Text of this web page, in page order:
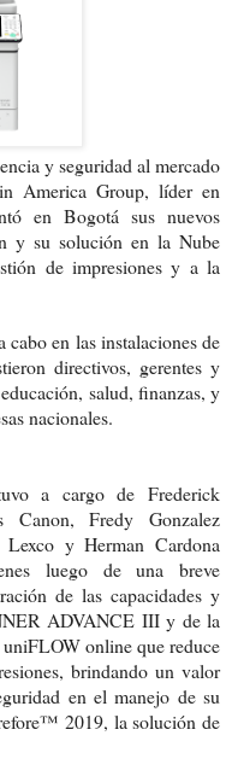
y seguridad al mercado
America Group, líder en
en Bogotá sus nuevos
y su solución en la Nube
de impresiones y a la
en las instalaciones de
directivos, gerentes y
salud, finanzas, y
nacionales.
a cargo de Frederick
Canon, Fredy Gonzalez
y Herman Cardona
luego de una breve
de las capacidades y
ADVANCE III y de la
online que reduce
brindando un valor
en el manejo de su
2019, la solución de